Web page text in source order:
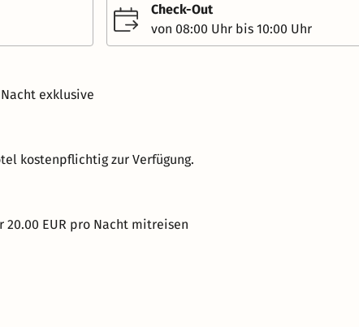
Check-Out
von 08:00 Uhr bis 10:00 Uhr
exklusive
kostenpflichtig zur Verfügung.
EUR pro Nacht mitreisen